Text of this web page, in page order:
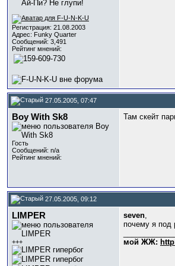
Регистрация: 21.08.2003
Адрес: Funky Quarter
Сообщений: 3,491
Рейтинг мнений:
27.05.2005, 07:47
Boy With Sk8
Гость
Сообщений: n/a
Рейтинг мнений:
Там скейт
27.05.2005, 09:12
LIMPER
+++
seven,
почему я под
мой ЖЖ: